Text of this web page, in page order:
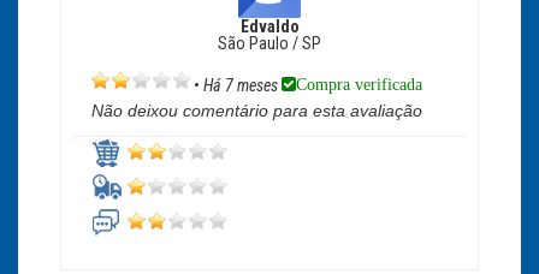
Edvaldo
São Paulo / SP
• Há 7 meses Compra verificada
Não deixou comentário para esta avaliação